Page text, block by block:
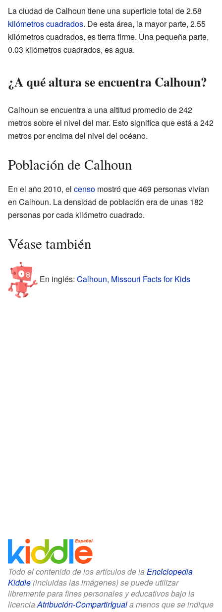
La ciudad de Calhoun tiene una superficie total de 2.58
kilómetros cuadrados. De esta área, la mayor parte, 2.55
kilómetros cuadrados, es tierra firme. Una pequeña parte,
0.03 kilómetros cuadrados, es agua.
¿A qué altura se encuentra Calhoun?
Calhoun se encuentra a una altitud promedio de 242
metros sobre el nivel del mar. Esto significa que está a 242
metros por encima del nivel del océano.
Población de Calhoun
En el año 2010, el censo mostró que 469 personas vivían
en Calhoun. La densidad de población era de unas 182
personas por cada kilómetro cuadrado.
Véase también
En inglés: Calhoun, Missouri Facts for Kids
Todo el contenido de los artículos de la Enciclopedia
Kiddle (incluidas las imágenes) se puede utilizar
libremente para fines personales y educativos bajo la
licenciaAtribución-CompartirIguala menos que se indique